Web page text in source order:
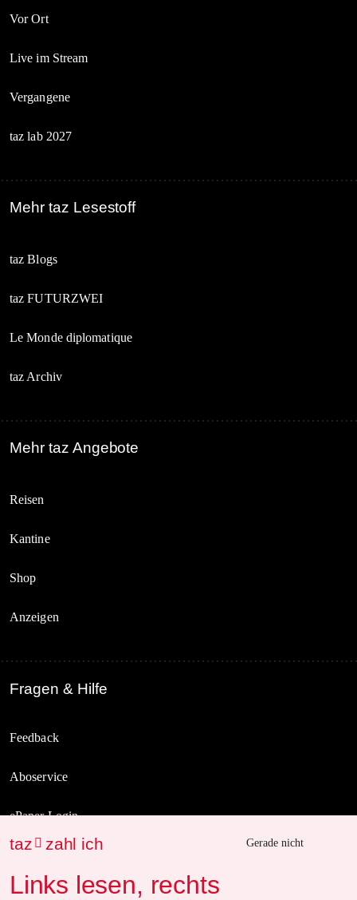
Vor Ort
Live im Stream
Vergangene
taz lab 2027
Mehr taz Lesestoff
taz Blogs
taz FUTURZWEI
Le Monde diplomatique
taz Archiv
Mehr taz Angebote
Reisen
Kantine
Shop
Anzeigen
Fragen & Hilfe
Feedback
Aboservice
ePaper Login
taz  zahl ich Gerade nicht
Links lesen, rechts